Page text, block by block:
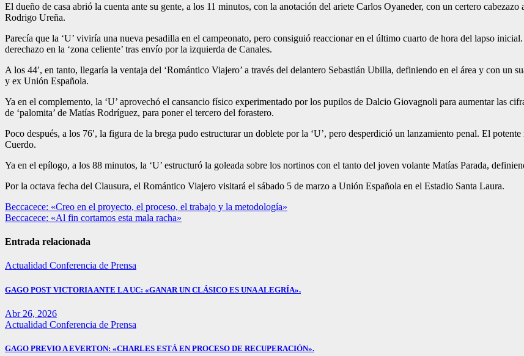
El dueño de casa abrió la cuenta ante su gente, a los 11 minutos, con la anotación del ariete Carlos Oyaneder, con un certero
Rodrigo Ureña.
Parecía que la ‘U’ viviría una nueva pesadilla en el campeonato, pero consiguió reaccionar en el último cuarto de hora del lapso
derechazo en la ‘zona celiente’ tras envío por la izquierda de Canales.
A los 44′, en tanto, llegaría la ventaja del ‘Romántico Viajero’ a través del delantero Sebastián Ubilla, definiendo en el área y con un
y ex Unión Española.
Ya en el complemento, la ‘U’ aprovechó el cansancio físico experimentado por los pupilos de Dalcio Giovagnoli para aumentar las
de ‘palomita’ de Matías Rodríguez, para poner el tercero del forastero.
Poco después, a los 76′, la figura de la brega pudo estructurar un doblete por la ‘U’, pero desperdició un lanzamiento penal. El
Cuerdo.
Ya en el epílogo, a los 88 minutos, la ‘U’ estructuró la goleada sobre los nortinos con el tanto del joven volante Matías Parada,
Por la octava fecha del Clausura, el Romántico Viajero visitará el sábado 5 de marzo a Unión Española en el Estadio Santa Laura.
Navegación
de
entradas
Beccacece: «Creo en el proyecto, el proceso, el trabajo y la metodología»
Beccacece: «Al fin cortamos esta mala racha»
Entrada relacionada
Actualidad Conferencia de Prensa
GAGO POST VICTORIA ANTE LA UC: «GANAR UN CLÁSICO ES UNA ALEGRÍA».
Abr 26, 2026
Actualidad Conferencia de Prensa
GAGO PREVIO A EVERTON: «CHARLES ESTÁ EN PROCESO DE RECUPERACIÓN».